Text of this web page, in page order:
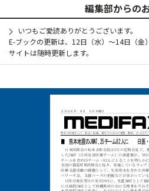
編集部からの
いつもご愛読ありがとうございます。
E-ブックの更新は、12日（水）～14日（金
サイトは随時更新します。